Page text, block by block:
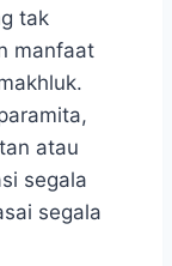
tak
manfaat
atau
segala
segala